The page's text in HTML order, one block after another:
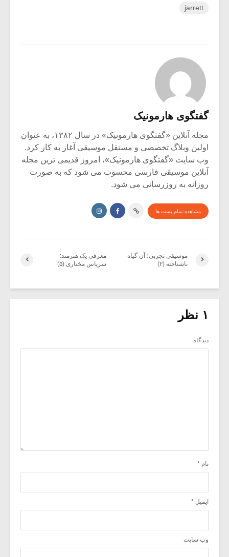
jarrett
گفتگوی هارمونیک
مجله آنلاین «گفتگوی هارمونیک» در سال ۱۳۸۲، به عنوان
اولین وبلاگ تخصصی و مستقل موسیقی آغاز به کار کرد.
وب سایت «گفتگوی هارمونیک»، امروز قدیمی ترین مجله
آنلاین موسیقی فارسی محسوب می شود که به صورت
روزانه به روزرسانی می شود.
مشاهده تمام پست ها
معرفی یک هنرمند:
سرپاس مختاری‌ (۵)
موسیقی تجربی؛ آن گیاه
ناشناخته (۲)
۱ نظر
دیدگاه
نام *
ایمیل *
وب‌ سایت